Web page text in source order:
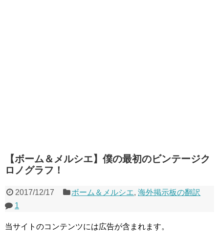
【ボーム＆メルシエ】僕の最初のビンテージク
ロノグラフ！
2017/12/17 ボーム＆メルシエ,海外掲示板の翻訳
1
当サイトのコンテンツには広告が含まれます。